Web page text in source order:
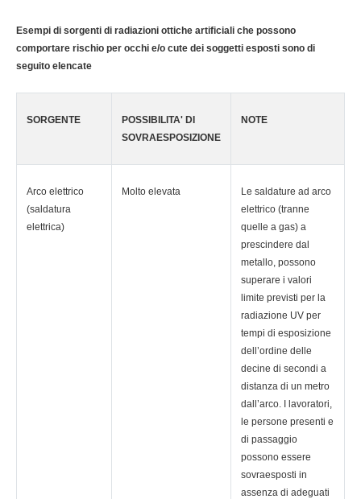
Esempi di sorgenti di radiazioni ottiche artificiali che possono
comportare rischio per occhi e/o cute dei soggetti esposti sono di
seguito elencate
SORGENTE
POSSIBILITA' DI
SOVRAESPOSIZIONE
NOTE
Arco elettrico
(saldatura
elettrica)
Molto elevata
Le saldature ad arco
elettrico (tranne
quelle a gas) a
prescindere dal
metallo, possono
superare i valori
limite previsti per la
radiazione UV per
tempi di esposizione
dell’ordine delle
decine di secondi a
distanza di un metro
dall’arco. I lavoratori,
le persone presenti e
di passaggio
possono essere
sovraesposti in
assenza di adeguati